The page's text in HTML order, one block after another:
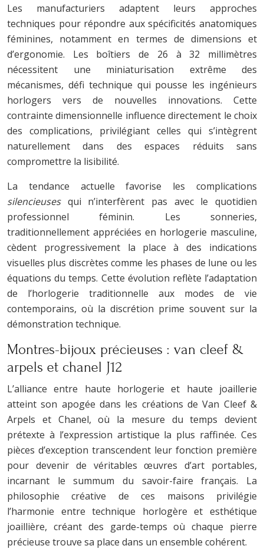
Les manufacturiers adaptent leurs approches
techniques pour répondre aux spécificités anatomiques
féminines, notamment en termes de dimensions et
d’ergonomie. Les boîtiers de 26 à 32 millimètres
nécessitent une miniaturisation extrême des
mécanismes, défi technique qui pousse les ingénieurs
horlogers vers de nouvelles innovations. Cette
contrainte dimensionnelle influence directement le choix
des complications, privilégiant celles qui s’intègrent
naturellement dans des espaces réduits sans
compromettre la lisibilité.
La tendance actuelle favorise les complications
silencieusesqui n’interfèrent pas avec le quotidien
professionnel féminin. Les sonneries,
traditionnellement appréciées en horlogerie masculine,
cèdent progressivement la place à des indications
visuelles plus discrètes comme les phases de lune ou les
équations du temps. Cette évolution reflète l’adaptation
de l’horlogerie traditionnelle aux modes de vie
contemporains, où la discrétion prime souvent sur la
démonstration technique.
Montres-bijoux précieuses : van cleef &
arpels et chanel J12
L’alliance entre haute horlogerie et haute joaillerie
atteint son apogée dans les créations de Van Cleef &
Arpels et Chanel, où la mesure du temps devient
prétexte à l’expression artistique la plus raffinée. Ces
pièces d’exception transcendent leur fonction première
pour devenir de véritables œuvres d’art portables,
incarnant le summum du savoir-faire français. La
philosophie créative de ces maisons privilégie
l’harmonie entre technique horlogère et esthétique
joaillière, créant des garde-temps où chaque pierre
précieuse trouve sa place dans un ensemble cohérent.